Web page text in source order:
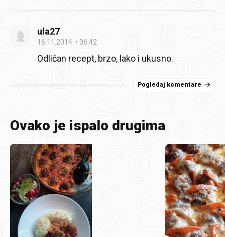
ula27
16.11.2014. 06:42
Odličan recept, brzo, lako i ukusno.
Pogledaj komentare
Ovako je ispalo drugima